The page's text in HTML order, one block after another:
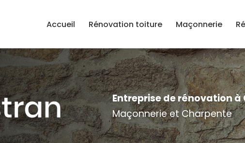
Accueil
Rénovation toiture Maçonnerie
Entreprise de rénovation à
Maçonnerie et Charpente